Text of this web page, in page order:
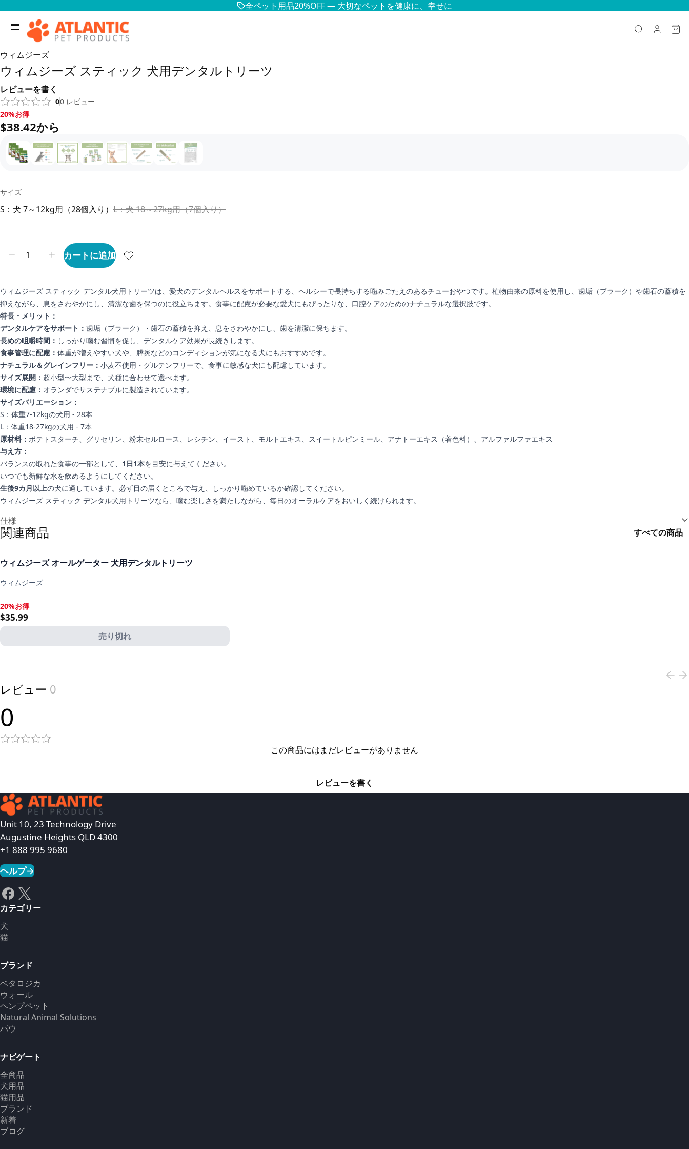
全ペット用品20%OFF — 大切なペットを健康に、幸せに
ウィムジーズ
ウィムジーズ スティック 犬用デンタルトリーツ
レビューを書く
00 レビュー
20%お得, $38.42から
20%お得
$38.42から
サイズ
S：犬 7～12kg用（28個入り） L：犬 18～27kg用（7個入り）
カートに追加
ウィムジーズ スティック デンタル犬用トリーツは、愛犬のデンタルヘルスをサポートする、ヘルシーで長持ちする噛みごたえのあるチューおやつです。植物由来の原料を使用し、歯垢（プラーク）や歯石の蓄積を
抑えながら、息をさわやかにし、清潔な歯を保つのに役立ちます。食事に配慮が必要な愛犬にもぴったりな、口腔ケアのためのナチュラルな選択肢です。
特長・メリット：
デンタルケアをサポート： 歯垢（プラーク）・歯石の蓄積を抑え、息をさわやかにし、歯を清潔に保ちます。
長めの咀嚼時間： しっかり噛む習慣を促し、デンタルケア効果が長続きします。
食事管理に配慮： 体重が増えやすい犬や、膵炎などのコンディションが気になる犬にもおすすめです。
ナチュラル＆グレインフリー： 小麦不使用・グルテンフリーで、食事に敏感な犬にも配慮しています。
サイズ展開： 超小型〜大型まで、犬種に合わせて選べます。
環境に配慮： オランダでサステナブルに製造されています。
サイズバリエーション：
S：体重7-12kgの犬用 - 28本
L：体重18-27kgの犬用 - 7本
原材料： ポテトスターチ、グリセリン、粉末セルロース、レシチン、イースト、モルトエキス、スイートルピンミール、アナトーエキス（着色料）、アルファルファエキス
与え方：
バランスの取れた食事の一部として、 1日1本を目安に与えてください。
いつでも新鮮な水を飲めるようにしてください。
生後9カ月以上の犬に適しています。必ず目の届くところで与え、しっかり噛めているか確認してください。
ウィムジーズ スティック デンタル犬用トリーツなら、噛む楽しさを満たしながら、毎日のオーラルケアをおいしく続けられます。
仕様
関連商品 すべての商品
ウィムジーズ オールゲーター 犬用デンタルトリーツ
ウィムジーズ
20%お得, $35.99
20%お得
$35.99
売り切れ
レビュー 0
0
この商品にはまだレビューがありません
レビューを書く
Unit 10, 23 Technology Drive
Augustine Heights QLD 4300
+1 888 995 9680
ヘルプ→
カテゴリー
犬
猫
ブランド
ベタロジカ
ウォール
ヘンプペット
Natural Animal Solutions
パウ
ナビゲート
全商品
犬用品
猫用品
ブランド
新着
ブログ